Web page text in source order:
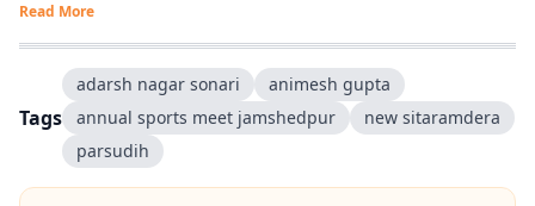
Read More
Tags
adarsh nagar sonari
animesh gupta
annual sports meet jamshedpur
new sitaramdera
parsudih